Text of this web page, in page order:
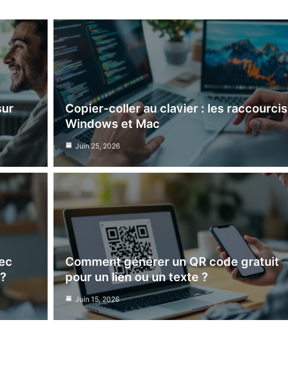
Copier-coller au clavier : les raccourcis
Windows et Mac
Juin 25, 2026
Comment générer un QR code gratuit
pour un lien ou un texte ?
Juin 15, 2026